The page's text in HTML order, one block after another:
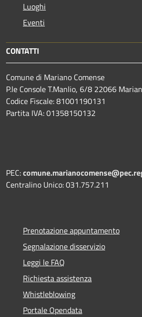
Luoghi
Eventi
CONTATTI
Comune di Mariano Comense
P.le Console T.Manlio, 6/8 22066
Codice Fiscale: 81001190131
Partita IVA: 01358150132
PEC:
Centralino Unico: 031.757.211
Prenotazione appuntamento
Segnalazione disservizio
Leggi le FAQ
Richiesta assistenza
Whistleblowing
Portale Opendata